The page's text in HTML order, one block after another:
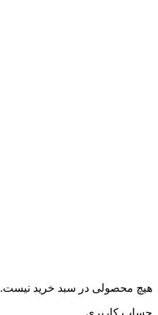
هیچ محصولی در سبد خرید نیست.
حساب کاربری